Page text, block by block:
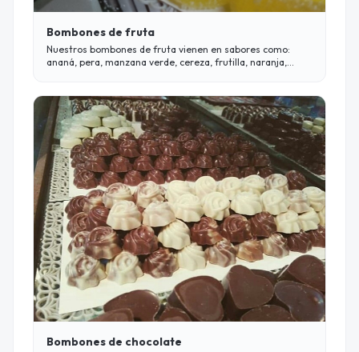
Bombones de fruta
Nuestros bombones de fruta vienen en sabores como:
ananá, pera, manzana verde, cereza, frutilla, naranja,
Bombones de chocolate